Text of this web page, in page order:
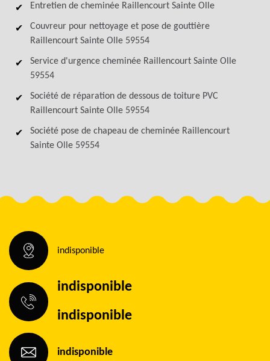
Entretien de cheminée Raillencourt Sainte Olle
Couvreur pour nettoyage et pose de gouttière
Raillencourt Sainte Olle 59554
Service d'urgence cheminée Raillencourt Sainte Olle
59554
Société de réparation de dessous de toiture PVC
Raillencourt Sainte Olle 59554
Société pose de chapeau de cheminée Raillencourt
Sainte Olle 59554
indisponible
indisponible
indisponible
indisponible